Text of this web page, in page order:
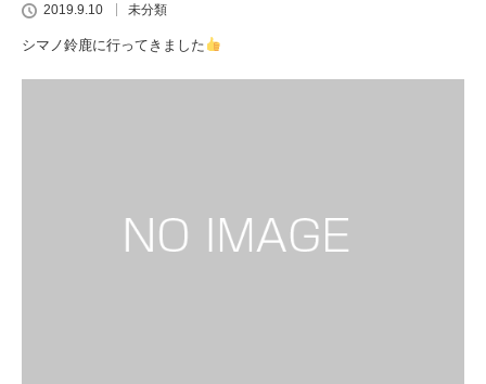
2019.9.10 未分類
シマノ鈴鹿に行ってきました